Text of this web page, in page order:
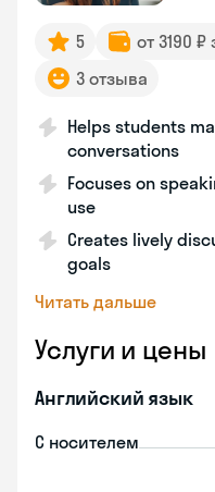
5 от 3190 ₽
3 отзыва
Helps students
conversations
Focuses on
use
Creates lively
goals
Читать дальше
Услуги и цены
Английский язык
С носителем